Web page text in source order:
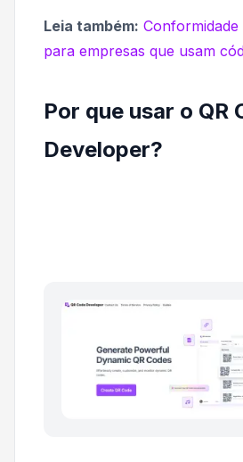
Leia também:
para empresas que usam
Por que usar o QR
Developer?